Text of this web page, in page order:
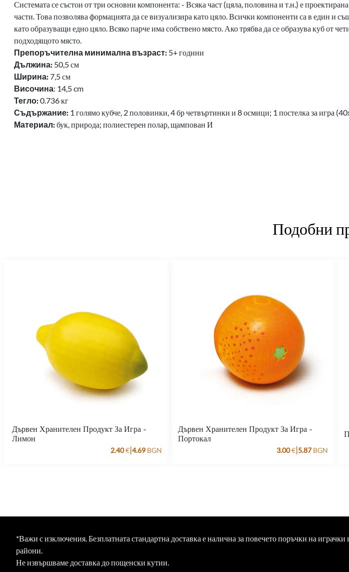
Системата се състои от три основни компонента: - Всяка част (цяла, половина и т.н.) е
части. Това позволява формацията да се визуализира като цяло. Всички компоненти са в един и
като образуващи едно цяло.Всяко парче има собствено място. Ако трябва да се образува куб от
подходящото място.
Препоръчителна минимална възраст: 5+ години
Дължина: 50,5 см
Ширина: 7,5 см
Височина: 14,5 cm
Тегло: 0.736 кг
Съдържание: 1 голямо кубче, 2 половинки, 4 брчетвъртинки и 8 осмици; 1 постелка за игра
Материал: бук, природа; полиестерен полар, щампован И
Подобни
Дървен Хранителен Продукт За Игра -
Лимон
2.40€|4.69 BGN
Дървен Хранителен Продукт За Игра -
Портокал
3.00€|5.87 BGN
*Важи с изключения. Безплатната стандартна доставка е налична за повечето поръчки на
райони.
Не извършваме доставка до пощенски кутии.